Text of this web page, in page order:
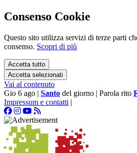
Consenso Cookie
Questo sito utilizza servizi di terze parti
consenso. Scopri di più
Accetta tutto
Accetta selezionati
Vai al contenuto
Gio 6 ago | Santo del giorno | Parola rito
Impressum e contatti |